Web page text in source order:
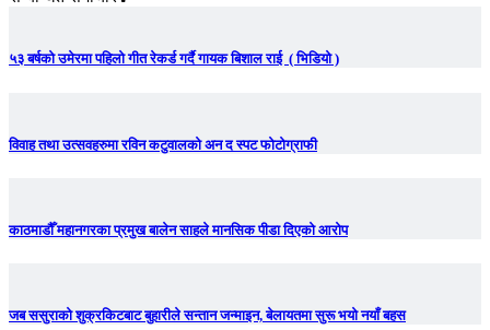
५३ बर्षको उमेरमा पहिलो गीत रेकर्ड गर्दै गायक बिशाल राई ( भिडियो )
विवाह तथा उत्सवहरुमा रविन कटुवालको अन द स्पट फोटोग्राफी
काठमाडौँ महानगरका प्रमुख बालेन साहले मानसिक पीडा दिएको आरोप
जब ससुराको शुक्रकिटबाट बुहारीले सन्तान जन्माइन, बेलायतमा सुरू भयो नयाँ बहस